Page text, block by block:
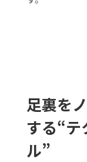
足裏を
する“テ
ル”